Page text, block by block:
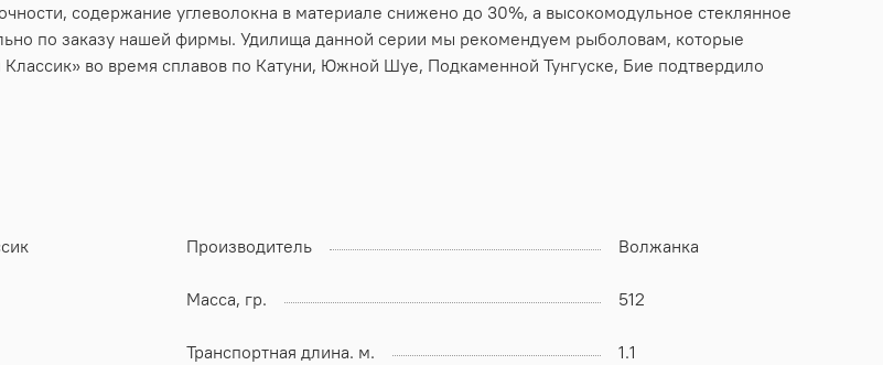
содержание углеволокна в материале снижено до 30%, а высокомодульное стеклянное
по заказу нашей фирмы. Удилища данной серии мы рекомендуем рыболовам, которые
во время сплавов по Катуни, Южной Шуе, Подкаменной Тунгуске, Бие подтвердило
Производитель Волжанка
Масса, гр. 512
Транспортная длина. м. 1.1